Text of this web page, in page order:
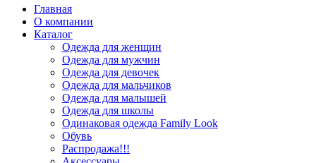
Главная
О компании
Каталог
Одежда для женщин
Одежда для мужчин
Одежда для девочек
Одежда для мальчиков
Одежда для малышей
Одежда для школы
Одинаковая одежда Family Look
Обувь
Распродажа!!!